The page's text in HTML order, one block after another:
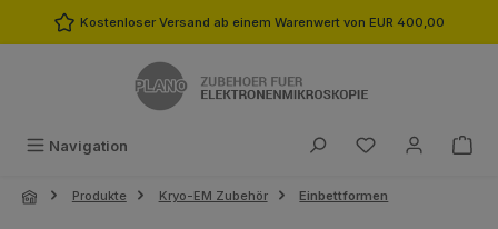
Zum Hauptinhalt springen
Kostenloser Versand ab einem Warenwert von EUR 400,00
Navigation Du hast 0
Produkte Kryo-EM Zubehör Einbettformen